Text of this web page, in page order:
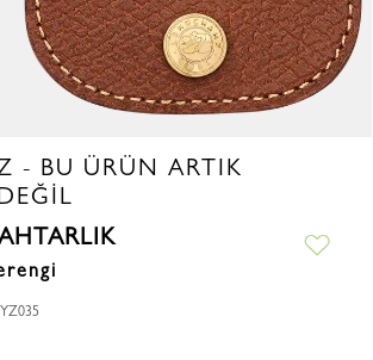
- BU ÜRÜN ARTIK